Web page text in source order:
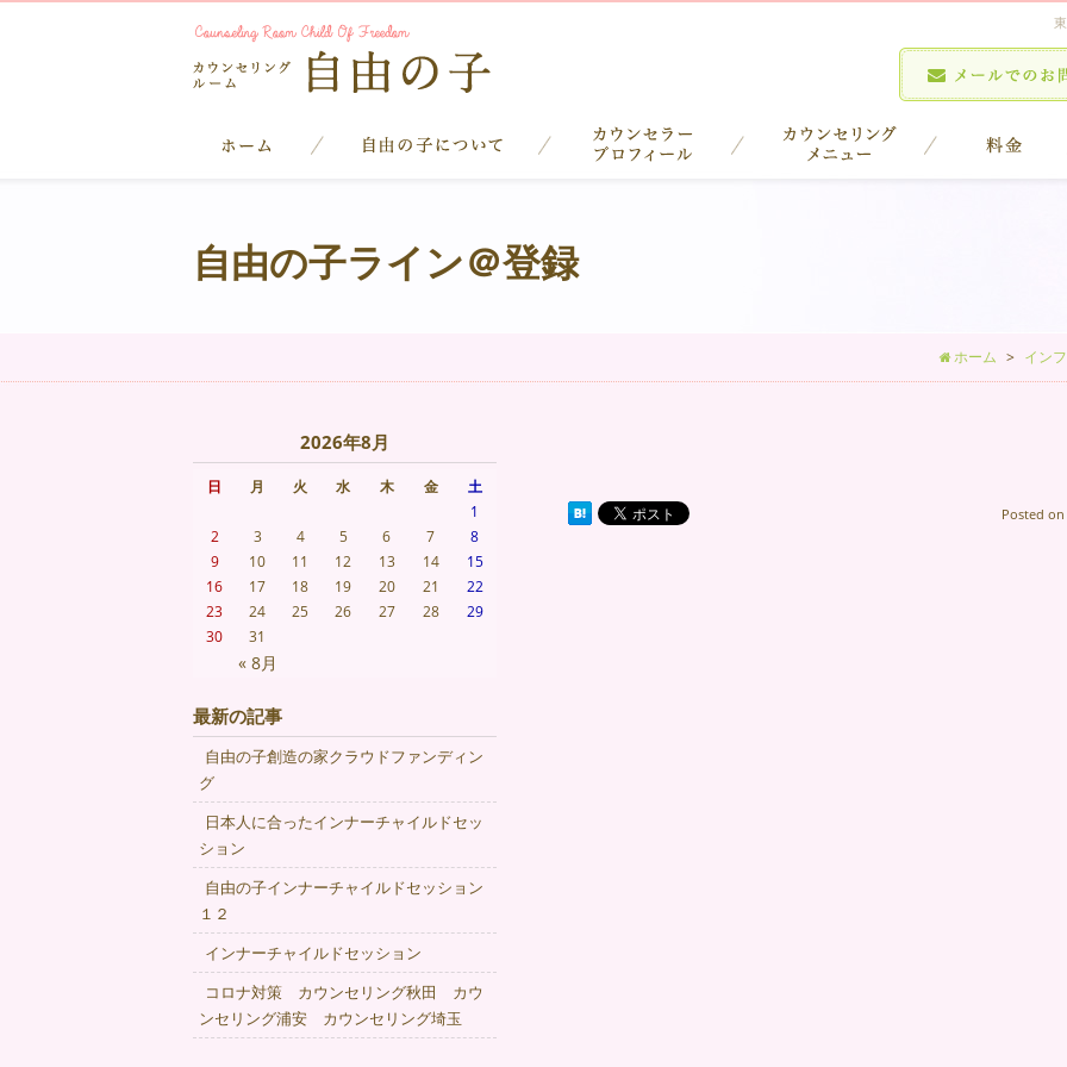
自由の子ライン＠登録
ホーム イン
Posted on
2026年8月
日 月 火 水 木 金 土
« 8月
1
2
3 4 5 6 7
8
9
10 11 12 13 14
15
16
17 18 19 20 21
22
23
24 25 26 27 28
29
30
31
最新の記事
自由の子創造の家クラウドファンディン
グ
日本人に合ったインナーチャイルドセッ
ション
自由の子インナーチャイルドセッション
１２
インナーチャイルドセッション
コロナ対策 カウンセリング秋田 カウ
ンセリング浦安 カウンセリング埼玉